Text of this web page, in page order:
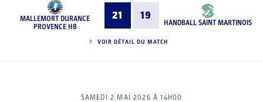
MALLEMORT DURANCE
PROVENCE HB
21 19
HANDBALL SAINT MARTINOIS
VOIR DÉTAIL DU MATCH
SAMEDI 2 MAI 2026 À 14H00